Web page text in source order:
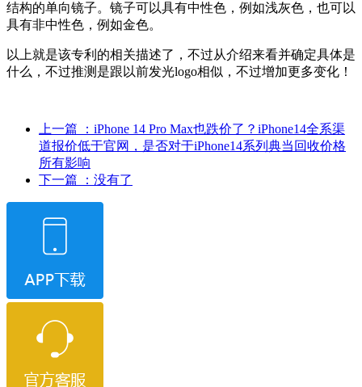
结构的单向镜子。镜子可以具有中性色，例如浅灰色，也可以
具有非中性色，例如金色。
以上就是该专利的相关描述了，不过从介绍来看并确定具体是
什么，不过推测是跟以前发光logo相似，不过增加更多变化！
上一篇
：iPhone 14 Pro Max也跌价了？iPhone14全系渠
道报价低于官网，是否对于iPhone14系列典当回收价格
所有影响
下一篇
：没有了